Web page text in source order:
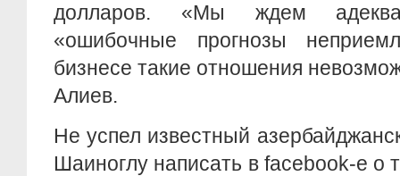
долларов. «Мы ждем
«ошибочные прогнозы
бизнесе такие отношения
Алиев.
Не успел известный
Шаиноглу написать в facebook-е о